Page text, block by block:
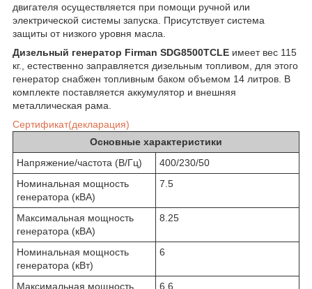
двигателя осуществляется при помощи ручной или
электрической системы запуска. Присутствует система
защиты от низкого уровня масла.
Дизельный генератор Firman SDG8500ТCLE имеет вес 115
кг., естественно заправляется дизельным топливом, для этого
генератор снабжен топливным баком объемом 14 литров. В
комплекте поставляется аккумулятор и внешняя
металлическая рама.
Сертификат(декларация)
Основные характеристики
Напряжение/частота (В/Гц)
400/230/50
Номинальная мощность
генератора (кВА)
7.5
Максимальная мощность
генератора (кВА)
8.25
Номинальная мощность
генератора (кВт)
6
Максимальная мощность
6.6